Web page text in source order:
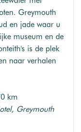
Greymouth
en jade waar u
museum en de
is de plek
naar verhalen
km
Greymouth